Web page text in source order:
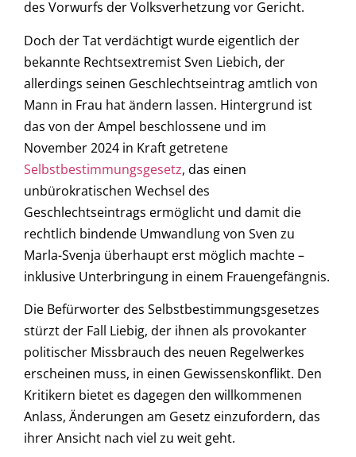
des Vorwurfs der Volksverhetzung vor Gericht.
Doch der Tat verdächtigt wurde eigentlich der
bekannte Rechtsextremist Sven Liebich, der
allerdings seinen Geschlechtseintrag amtlich von
Mann in Frau hat ändern lassen. Hintergrund ist
das von der Ampel beschlossene und im
November 2024 in Kraft getretene
Selbstbestimmungsgesetz, das einen
unbürokratischen Wechsel des
Geschlechtseintrags ermöglicht und damit die
rechtlich bindende Umwandlung von Sven zu
Marla-Svenja überhaupt erst möglich machte –
inklusive Unterbringung in einem Frauengefängnis.
Die Befürworter des Selbstbestimmungsgesetzes
stürzt der Fall Liebig, der ihnen als provokanter
politischer Missbrauch des neuen Regelwerkes
erscheinen muss, in einen Gewissenskonflikt. Den
Kritikern bietet es dagegen den willkommenen
Anlass, Änderungen am Gesetz einzufordern, das
ihrer Ansicht nach viel zu weit geht.